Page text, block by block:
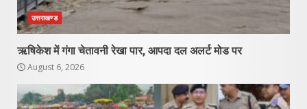
उत्तराखण्ड
ऋषिकेश में गंगा चेतावनी रेखा पार, आपदा दल अलर्ट मोड पर
August 6, 2026